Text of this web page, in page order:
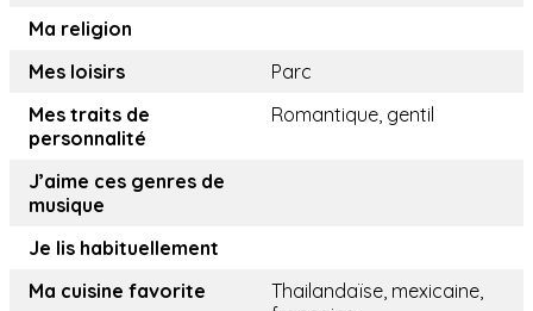
Ma religion
Mes loisirs
Parc
Mes traits de
personnalité
Romantique, gentil
J’aime ces genres de
musique
Je lis habituellement
Ma cuisine favorite
Thailandaïse, mexicaine,